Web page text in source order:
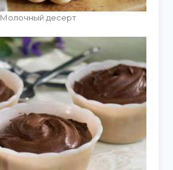
Молочный десерт